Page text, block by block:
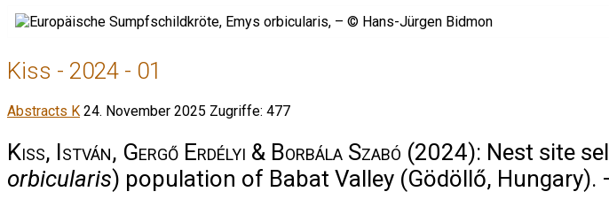
Kiss - 2024 - 01
Abstracts K 24. November 2025 Zugriffe: 477
Kiss, István, Gergő Erdélyi & Borbála Szabó (2024): Nest site
orbicularis) population of Babat Valley (Gödöllő,